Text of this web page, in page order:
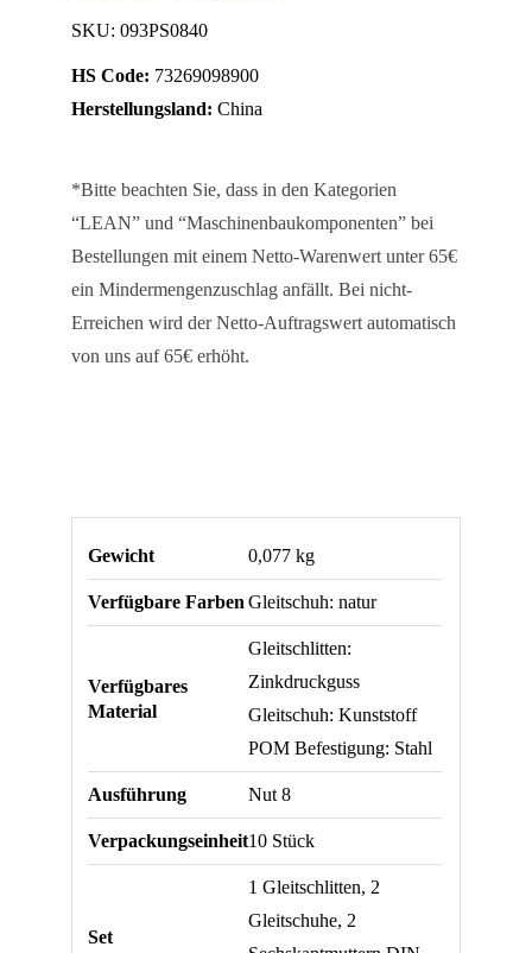
(Set)
Menge
SKU: 093PS0840
HS Code: 73269098900
Herstellungsland: China
*Bitte beachten Sie, dass in den Kategorien
“LEAN” und “Maschinenbaukomponenten” bei
Bestellungen mit einem Netto-Warenwert unter 65€
ein Mindermengenzuschlag anfällt. Bei nicht-
Erreichen wird der Netto-Auftragswert automatisch
von uns auf 65€ erhöht.
Gewicht 0,077 kg
Verfügbare Farben Gleitschuh: natur
Verfügbares
Material
Gleitschlitten:
Zinkdruckguss
Gleitschuh: Kunststoff
POM Befestigung: Stahl
Ausführung Nut 8
Verpackungseinheit10 Stück
Set
1 Gleitschlitten, 2
Gleitschuhe, 2